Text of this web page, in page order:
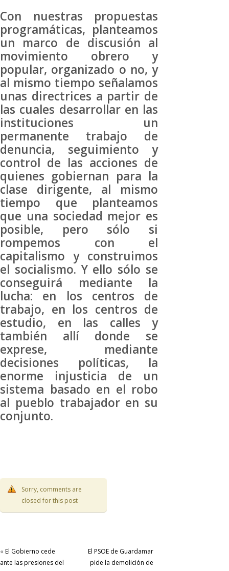
Con nuestras propuestas
programáticas, planteamos
un marco de discusión al
movimiento obrero y
popular, organizado o no, y
al mismo tiempo señalamos
unas directrices a partir de
las cuales desarrollar en las
instituciones un
permanente trabajo de
denuncia, seguimiento y
control de las acciones de
quienes gobiernan para la
clase dirigente, al mismo
tiempo que planteamos
que una sociedad mejor es
posible, pero sólo si
rompemos con el
capitalismo y construimos
el socialismo. Y ello sólo se
conseguirá mediante la
lucha: en los centros de
trabajo, en los centros de
estudio, en las calles y
también allí donde se
exprese, mediante
decisiones políticas, la
enorme injusticia de un
sistema basado en el robo
al pueblo trabajador en su
conjunto.
Sorry, comments are
closed for this post
« El Gobierno cede
ante las presiones del
El PSOE de Guardamar
pide la demolición de